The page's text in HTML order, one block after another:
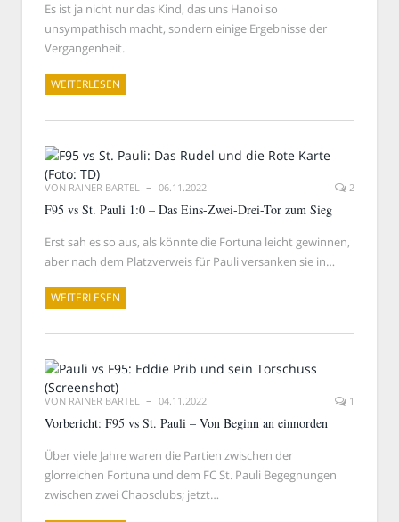
Es ist ja nicht nur das Kind, das uns Hanoi so
unsympathisch macht, sondern einige Ergebnisse der
Vergangenheit.
WEITERLESEN
VON RAINER BARTEL 06.11.2022 2
F95 vs St. Pauli 1:0 – Das Eins-Zwei-Drei-Tor zum Sieg
Erst sah es so aus, als könnte die Fortuna leicht gewinnen,
aber nach dem Platzverweis für Pauli versanken sie in…
WEITERLESEN
VON RAINER BARTEL 04.11.2022 1
Vorbericht: F95 vs St. Pauli – Von Beginn an einnorden
Über viele Jahre waren die Partien zwischen der
glorreichen Fortuna und dem FC St. Pauli Begegnungen
zwischen zwei Chaosclubs; jetzt…